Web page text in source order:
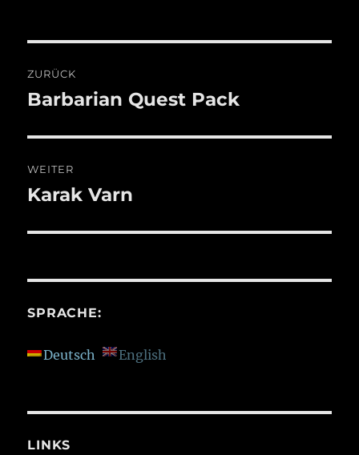
ZURÜCK
Vorheriger
Barbarian Quest Pack
WEITER
Nächster
Karak Varn
SPRACHE:
Deutsch English
LINKS